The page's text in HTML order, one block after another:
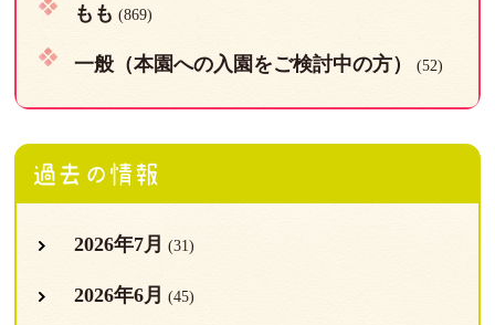
もも (869)
一般（本園への入園をご検討中の方） (52)
過去の情報
2026年7月 (31)
2026年6月 (45)